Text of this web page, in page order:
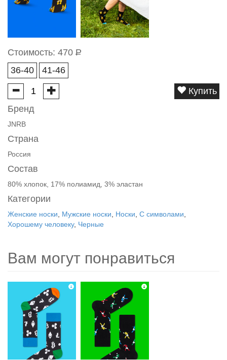
Стоимость: 470 Р
36-40
41-46
Купить
Бренд
JNRB
Страна
Россия
Состав
80% хлопок, 17% полиамид, 3% эластан
Категории
Женские носки Мужские носки Носки С символами
Хорошему человеку, Черные
Вам могут понравиться